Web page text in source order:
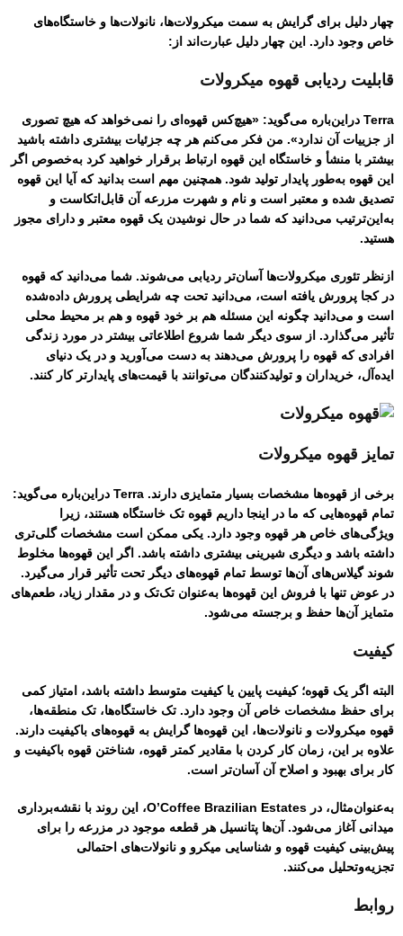
چهار دلیل برای گرایش به سمت میکرو‌لات‌ها، نانو‌لات‌ها و خاستگاه‌های
خاص وجود دارد. این چهار دلیل عبارت‌اند از:
قابلیت ردیابی قهوه‌ میکرولات
Terra دراین‌باره می‌گوید: «هیچ‌کس قهوه‌ای را نمی‌خواهد که هیچ تصوری
از جزییات آن ندارد». من فکر می‌کنم هر چه جزئیات بیشتری داشته باشید
بیشتر با منشأ و خاستگاه این قهوه ارتباط برقرار خواهید کرد به‌خصوص اگر
این قهوه به‌طور پایدار تولید شود. همچنین مهم است بدانید که آیا این قهوه
تصدیق شده و معتبر است و نام و شهرت مزرعه آن قابل‌اتکاست و
به‌این‌ترتیب می‌دانید که شما در حال نوشیدن یک قهوه معتبر و دارای مجوز
هستید.
ازنظر تئوری میکرو‌لات‌ها آسان‌تر ردیابی می‌شوند. شما می‌دانید که قهوه
در کجا پرورش یافته است، می‌دانید تحت چه شرایطی پرورش داده‌شده
است و می‌دانید چگونه این مسئله هم بر خود قهوه و هم بر محیط محلی
تأثیر می‌گذارد. از سوی دیگر شما شروع اطلاعاتی بیشتر در مورد زندگی
افرادی که قهوه را پرورش می‌دهند به دست می‌آورید و در یک دنیای
ایده‌آل، خریداران و تولید‌کنندگان می‌توانند با قیمت‌های پایدارتر کار کنند.
تمایز قهوه‌ میکرولات
برخی از قهوه‌ها مشخصات بسیار متمایزی دارند. Terra دراین‌باره می‌گوید:
تمام قهوه‌هایی که ما در اینجا داریم قهوه تک خاستگاه هستند، زیرا
ویژگی‌های خاص هر قهوه وجود دارد. یکی ممکن است مشخصات گلی‌تری
داشته باشد و دیگری شیرینی بیشتری داشته باشد. اگر این قهوه‌ها مخلوط
شوند گیلاس‌های آن‌ها توسط تمام قهوه‌های دیگر تحت تأثیر قرار می‌گیرد.
در عوض تنها با فروش این قهوه‌ها به‌عنوان تک‌تک و در مقدار زیاد، طعم‌های
متمایز آن‌ها حفظ و برجسته می‌شود.
کیفیت
البته اگر یک قهوه؛ کیفیت پایین یا کیفیت متوسط داشته باشد، امتیاز کمی
برای حفظ مشخصات خاص آن وجود دارد. تک خاستگاه‌ها، تک منطقه‌ها،
قهوه‌ میکرولات و نانو‌لات‌ها، این قهوه‌ها گرایش به قهوه‌های با‌کیفیت دارند.
علاوه بر این، زمان کار کردن با مقادیر کمتر قهوه، شناختن قهوه باکیفیت و
کار برای بهبود و اصلاح آن آسان‌تر است.
به‌عنوان‌مثال، در O’Coffee Brazilian Estates، این روند با نقشه‌برداری
میدانی آغاز می‌شود. آن‌ها پتانسیل هر قطعه موجود در مزرعه را برای
پیش‌بینی کیفیت قهوه و شناسایی میکرو و نانو‌لات‌های احتمالی
تجزیه‌وتحلیل می‌کنند.
روابط